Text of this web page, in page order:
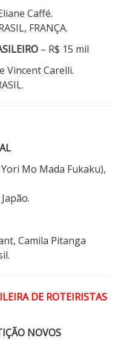
Caffé.
FRANÇA.
– R$ 15 mil
Vincent Carelli.
Yori Mo Mada Fukaku),
Camila Pitanga
DE ROTEIRISTAS
NOVOS